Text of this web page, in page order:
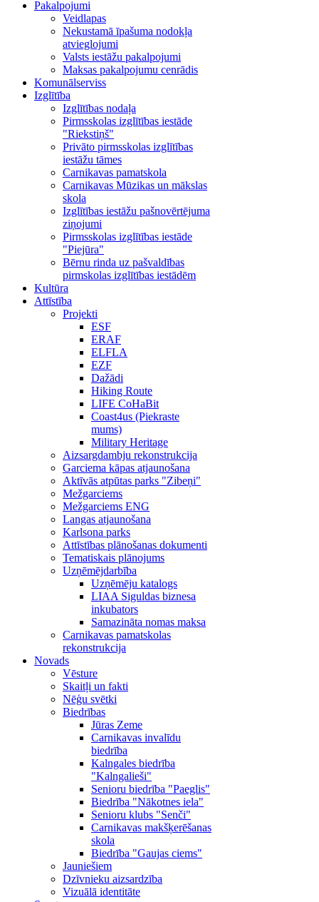
Pakalpojumi
Veidlapas
Nekustamā īpašuma nodokļa
atvieglojumi
Valsts iestāžu pakalpojumi
Maksas pakalpojumu cenrādis
Komunālserviss
Izglītība
Izglītības nodaļa
Pirmsskolas izglītības iestāde
"Riekstiņš"
Privāto pirmsskolas izglītības
iestāžu tāmes
Carnikavas pamatskola
Carnikavas Mūzikas un mākslas
skola
Izglītības iestāžu pašnovērtējuma
ziņojumi
Pirmsskolas izglītības iestāde
"Piejūra"
Bērnu rinda uz pašvaldības
pirmskolas izglītības iestādēm
Kultūra
Attīstība
Projekti
ESF
ERAF
ELFLA
EZF
Dažādi
Hiking Route
LIFE CoHaBit
Coast4us (Piekraste
mums)
Military Heritage
Aizsargdambju rekonstrukcija
Garciema kāpas atjaunošana
Aktīvās atpūtas parks "Zibeņi"
Mežgarciems
Mežgarciems ENG
Langas atjaunošana
Karlsona parks
Attīstības plānošanas dokumenti
Tematiskais plānojums
Uzņēmējdarbība
Uzņēmēju katalogs
LIAA Siguldas biznesa
inkubators
Samazināta nomas maksa
Carnikavas pamatskolas
rekonstrukcija
Novads
Vēsture
Skaitļi un fakti
Nēģu svētki
Biedrības
Jūras Zeme
Carnikavas invalīdu
biedrība
Kalngales biedrība
"Kalngalieši"
Senioru biedrība "Paeglis"
Biedrība "Nākotnes iela"
Senioru klubs "Senči"
Carnikavas makšķerēšanas
skola
Biedrība "Gaujas ciems"
Jauniešiem
Dzīvnieku aizsardzība
Vizuālā identitāte